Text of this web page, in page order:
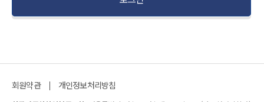
회원약관 개인정보처리방침